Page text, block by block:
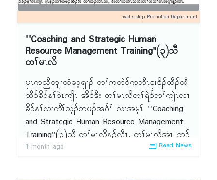
Leadership Promotion Department
''Coaching and Strategic Human
Resource Management Training"(၃)သီ
တၢ်မၤလိ
ၦၤကညီဘျၢထံခဝ့ၡၢၣ် တၢ်ကတဲ၁်ကတီၤဒုးဒိၣ်ထီၣ်ထီ
ထီၣ်ခိၣ်နၢ်ဝဲၤကျိၤ အိၣ်ဒီး တၢ်မၤလိတၢ်ရဲၣ်တၢ်ကျဲၤလၢ
ခိၣ်နၢ်လၢကီၢ်သ့ၣ်တဖၣ်အဂီၢ် လၢအမ့ၢ် ''Coaching
and Strategic Human Resource Management
Training"(၃)သီ တၢ်မၤလိန့ၣ်လီၤ. တၢ်မၤလိအံၤ ဘၣ်
တၢ်မၤအီၤဖဲ လါယူၤလံ (၁-၃)သီႇ ၂ဝ၂၆နံၣ်ႇ လၢ
1 month ago Read News